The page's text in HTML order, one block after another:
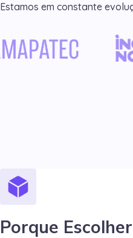
Estamos em constante
Porque